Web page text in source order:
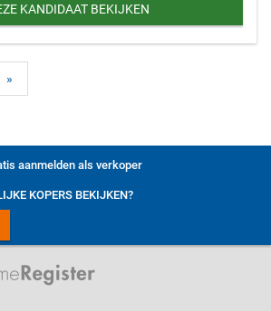
KANDIDAAT BEKIJKEN
»
aanmelden als verkoper
KOPERS BEKIJKEN?